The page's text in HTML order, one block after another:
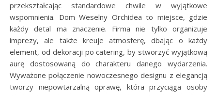
przekształcając standardowe chwile w wyjątkowe
wspomnienia. Dom Weselny Orchidea to miejsce, gdzie
każdy detal ma znaczenie. Firma nie tylko organizuje
imprezy, ale także kreuje atmosferę, dbając o każdy
element, od dekoracji po catering, by stworzyć wyjątkową
aurę dostosowaną do charakteru danego wydarzenia.
Wyważone połączenie nowoczesnego designu z elegancją
tworzy niepowtarzalną oprawę, która przyciąga osoby